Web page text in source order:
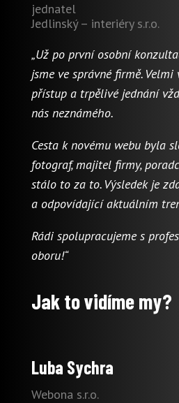
jednatel
Jedlinský – interiéry s.r.o.
„Už po první osobní
jsme ve správné firmě.
přístup a trpělivé jednání
nás neznámého.
Cesta k novému webu byla
fotograf, majitel firmy,
stálo to za to. Výsledek je
a odpovídající aktuálním
Rádi spolupracujeme s
oboru!“
Jak to vidíme my?
Luba Sychra
Webona s.r.o.